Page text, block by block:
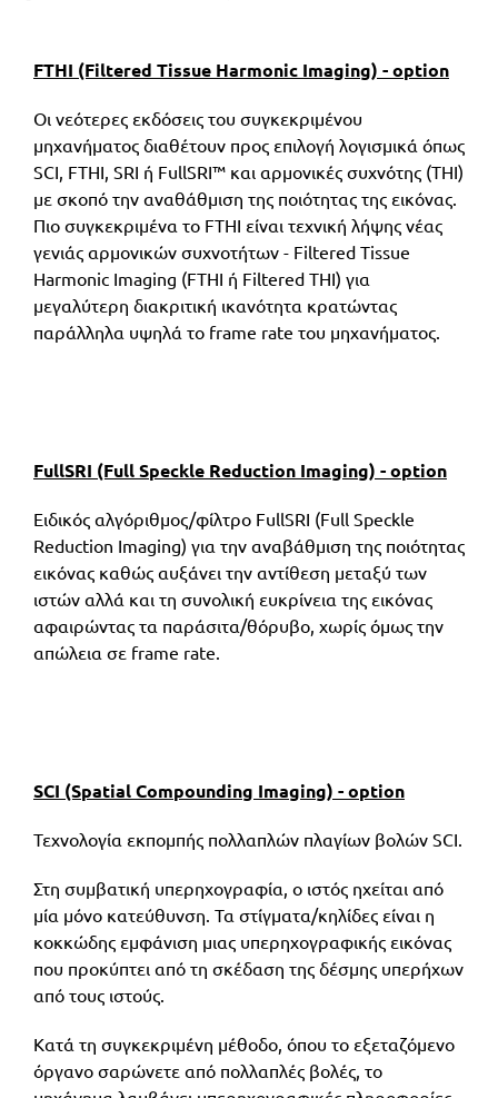
FTHI (Filtered Tissue Harmonic Imaging) - option
Οι νεότερες εκδόσεις του συγκεκριμένου
μηχανήματος διαθέτουν προς επιλογή λογισμικά όπως
SCI, FTHI, SRI ή FullSRI™ και αρμονικές συχνότης (THI)
με σκοπό την αναθάθμιση της ποιότητας της εικόνας.
Πιο συγκεκριμένα το FTHI είναι τεχνική λήψης νέας
γενιάς αρμονικών συχνοτήτων - Filtered Tissue
Harmonic Imaging (FTHI ή Filtered THI) για
μεγαλύτερη διακριτική ικανότητα κρατώντας
παράλληλα υψηλά το frame rate του μηχανήματος.
FullSRI (Full Speckle Reduction Imaging) - option
Ειδικός αλγόριθμος/φίλτρο FullSRI (Full Speckle
Reduction Imaging) για την αναβάθμιση της ποιότητας
εικόνας καθώς αυξάνει την αντίθεση μεταξύ των
ιστών αλλά και τη συνολική ευκρίνεια της εικόνας
αφαιρώντας τα παράσιτα/θόρυβο, χωρίς όμως την
απώλεια σε frame rate.
SCI (Spatial Compounding Imaging) - option
Τεχνολογία εκπομπής πολλαπλών πλαγίων βολών SCI.
Στη συμβατική υπερηχογραφία, ο ιστός ηχείται από
μία μόνο κατεύθυνση. Τα στίγματα/κηλίδες είναι η
κοκκώδης εμφάνιση μιας υπερηχογραφικής εικόνας
που προκύπτει από τη σκέδαση της δέσμης υπερήχων
από τους ιστούς.
Κατά τη συγκεκριμένη μέθοδο, όπου το εξεταζόμενο
όργανο σαρώνετε από πολλαπλές βολές, το